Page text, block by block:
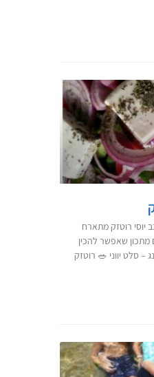
יוסי רוטזק מתארח
שאפשר להכין
– סלט יווני 🥗 רוטזק